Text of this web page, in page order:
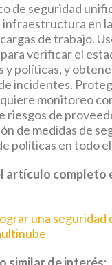
de seguridad
infraestructura en
de trabajo.
verificar el
y políticas, y
incidentes.
monitoreo
riesgos de
de medidas de
políticas en todo
artículo completo
una seguridad